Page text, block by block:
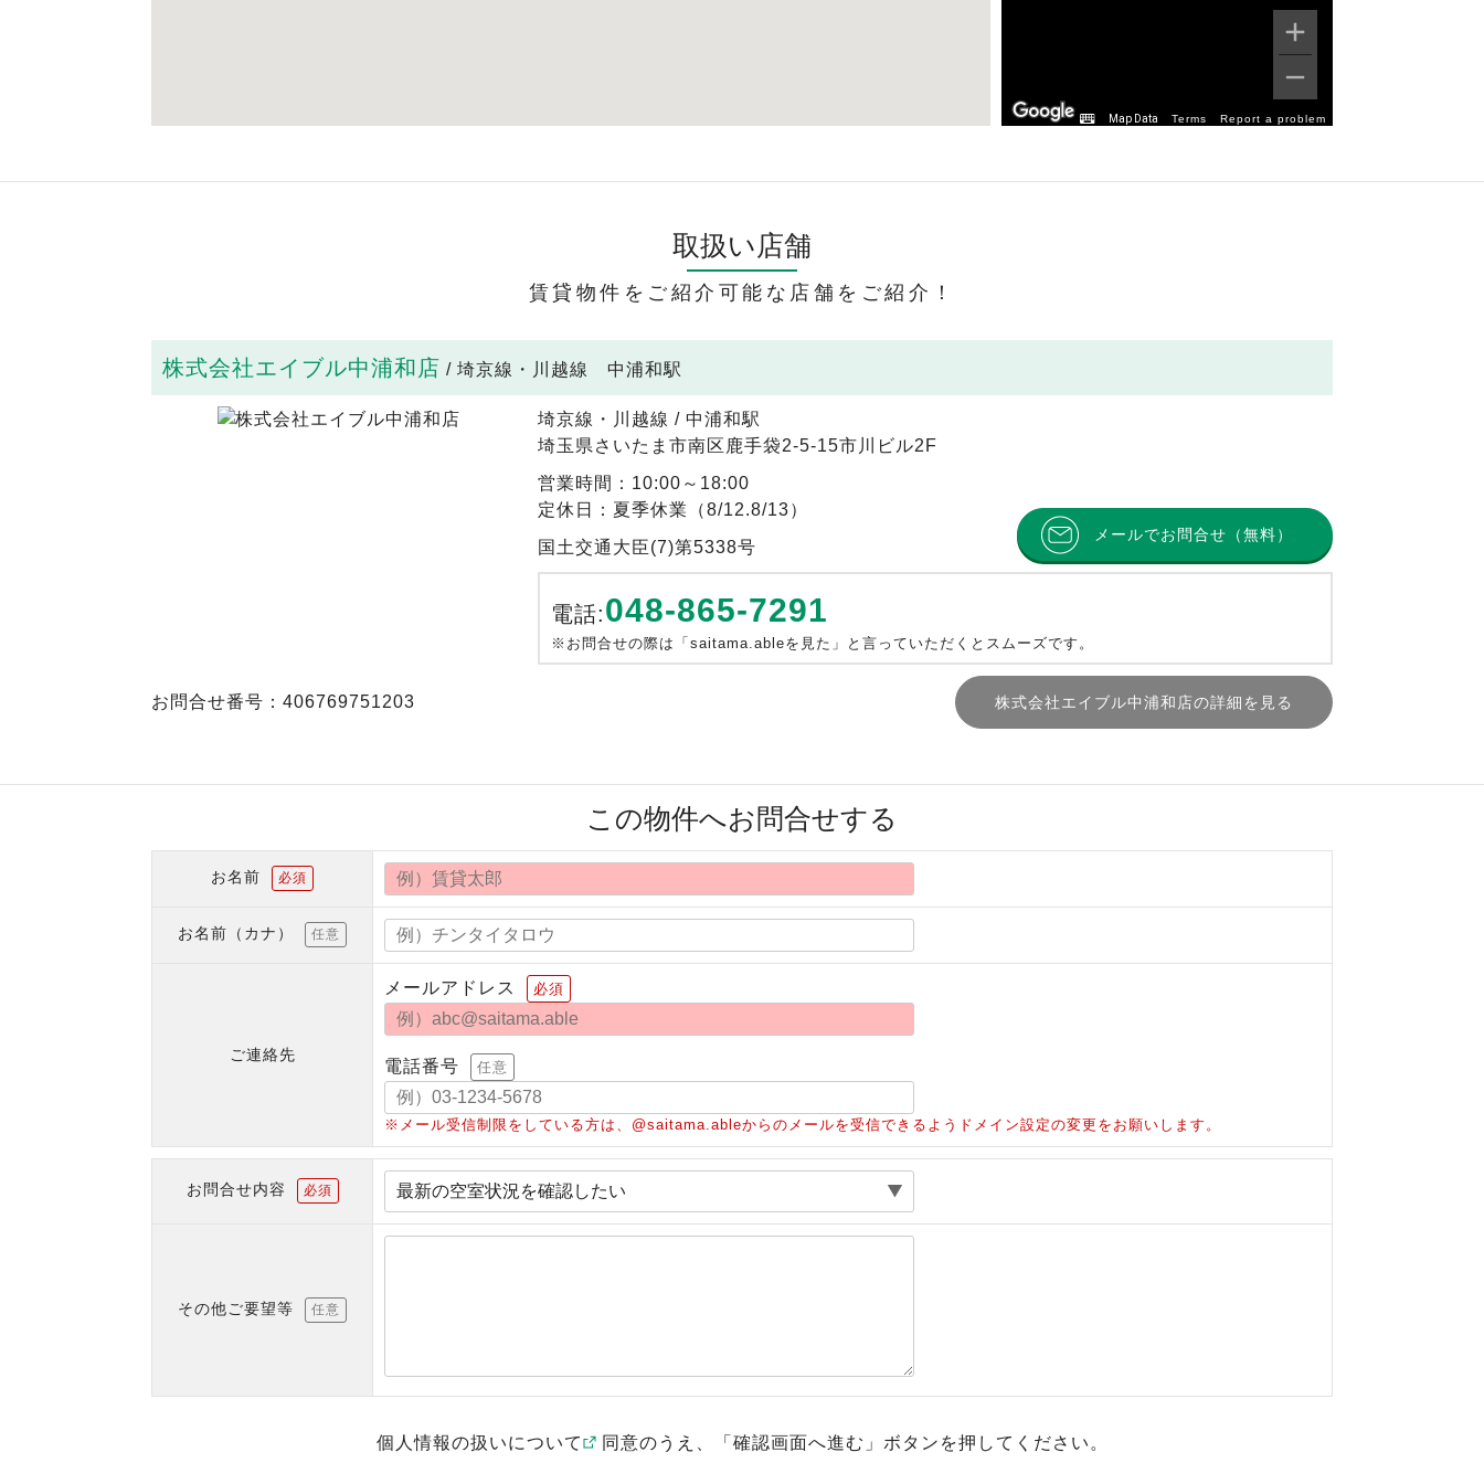
Map Data Terms Report a problem
取扱い店舗
賃貸物件をご紹介可能な店舗をご紹介！
株式会社エイブル中浦和店 / 埼京線・川越線 中浦和駅
埼京線・川越線 / 中浦和駅
埼玉県さいたま市南区鹿手袋2-5-15市川ビル2F
営業時間：10:00～18:00
定休日：夏季休業（8/12.8/13）
国土交通大臣(7)第5338号
メールでお問合せ（無料）
電話:048-865-7291
※お問合せの際は「saitama.ableを見た」と言っていただくとスムーズです。
お問合せ番号：406769751203 株式会社エイブル中浦和店の詳細を見る
この物件へお問合せする
お名前 必須
お名前（カナ） 任意
ご連絡先
メールアドレス 必須
電話番号 任意
※メール受信制限をしている方は、@saitama.ableからのメールを受信できるようドメイン設定の変更をお願いします。
お問合せ内容 必須
その他ご要望等 任意
個人情報の扱いについて 同意のうえ、「確認画面へ進む」ボタンを押してください。